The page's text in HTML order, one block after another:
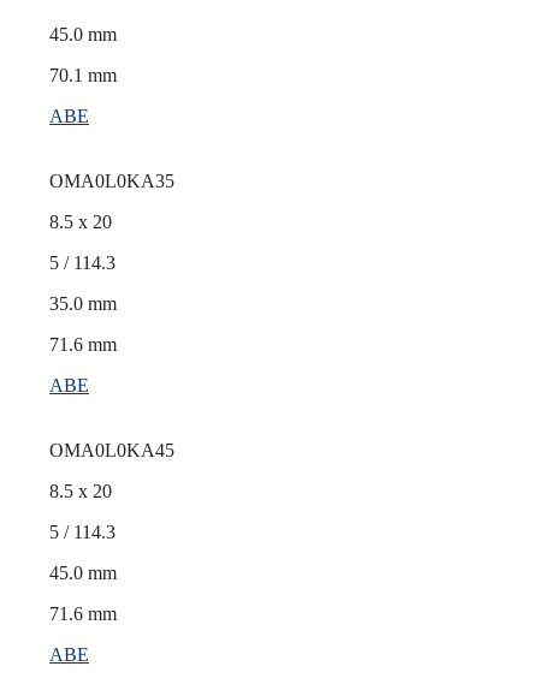
45.0 mm
70.1 mm
ABE
OMA0L0KA35
8.5 x 20
5 / 114.3
35.0 mm
71.6 mm
ABE
OMA0L0KA45
8.5 x 20
5 / 114.3
45.0 mm
71.6 mm
ABE